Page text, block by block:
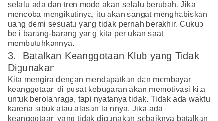
selalu ada dan tren mode akan selalu berubah. Jika
mencoba mengikutinya, itu akan sangat menghabiskan
uang demi sesuatu yang tidak pernah berakhir. Cukup
beli barang-barang yang kita perlukan saat
membutuhkannya.
3. Batalkan Keanggotaan Klub yang Tidak
Digunakan
Kita mengira dengan mendapatkan dan membayar
keanggotaan di pusat kebugaran akan memotivasi kita
untuk berolahraga, tapi nyatanya tidak. Tidak ada waktu
karena sibuk atau alasan lainnya. Jika ada
keanggotaan yang tidak digunakan sebaiknya batalkan